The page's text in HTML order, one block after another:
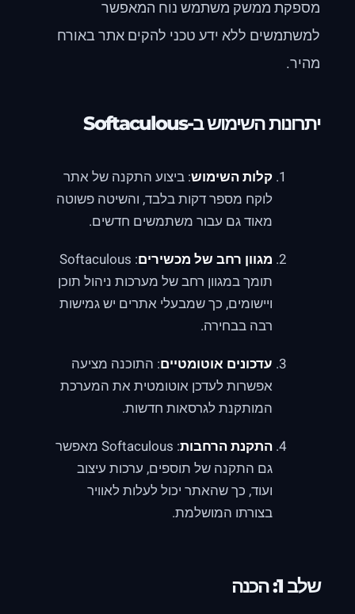
מספקת ממשק משתמש נוח המאפשר
למשתמשים ללא ידע טכני להקים אתר באורח
מהיר.
יתרונות השימוש ב-Softaculous
קלות השימוש: ביצוע התקנה של אתר
לוקח מספר דקות בלבד, והשיטה פשוטה
מאוד גם עבור משתמשים חדשים.
מגוון רחב של מכשירים : Softaculous
תומך במגוון רחב של מערכות ניהול תוכן
ויישומים, כך שמבעלי אתרים יש גמישות
רבה בבחירה.
עדכונים אוטומטיים: התוכנה מציעה
אפשרות לעדכן אוטומטית את המערכת
המותקנת לגרסאות חדשות.
התקנת הרחבות
: Softaculous מאפשר
גם התקנה של תוספים, ערכות עיצוב
ועוד, כך שהאתר יכול לעלות לאוויר
בצורתו המושלמת.
שלב 1: הכנה